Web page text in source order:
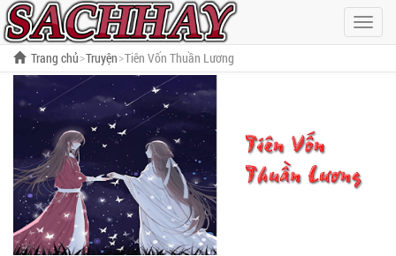
Hiện
menu
Trang chủ Truyện Tiên Vốn Thuần Lương